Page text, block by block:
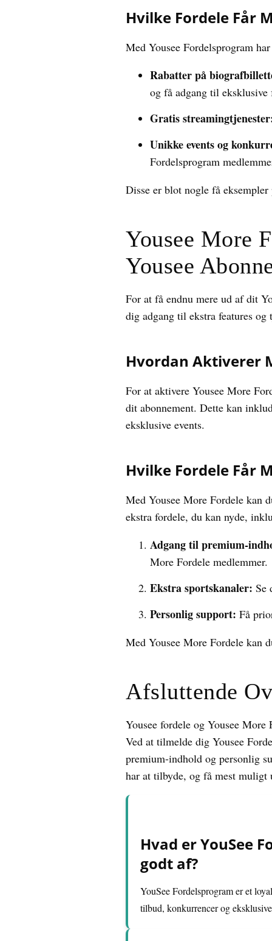
Hvilke Fordele Får
Med Yousee Fordelsprogram
Rabatter på
og få adgang til eksklusive
Gratis
Unikke events og
Fordelsprogram
Disse er blot nogle få
Yousee More
Yousee
For at få endnu mere ud af dit
dig adgang til ekstra features og
Hvordan Aktiverer
For at aktivere Yousee More
dit abonnement. Dette kan
eksklusive events.
Hvilke Fordele Får
Med Yousee More Fordele kan
ekstra fordele, du kan nyde,
Adgang til premium-
More Fordele medlemmer.
Ekstra sportskanaler: Se
Personlig support: Få
Med Yousee More Fordele kan
Afsluttende
Yousee fordele og Yousee
Ved at tilmelde dig Yousee
premium-indhold og personlig
har at tilbyde, og få mest muligt
Hvad er YouSee
godt af?
YouSee Fordelsprogram er et
tilbud, konkurrencer og